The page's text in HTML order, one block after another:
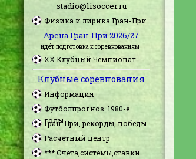
stadio@lisoccer.ru
Физика и лирика Гран-При
Арена Гран-При 2026/27
идёт подготовка к соревнованиям
XX Клубный Чемпионат
Клубные соревнования
Информация
Футболпрогноз. 1980-е
годы
Гран-При, рекорды, победы
Расчетный центр
*** Счета,системы,ставки